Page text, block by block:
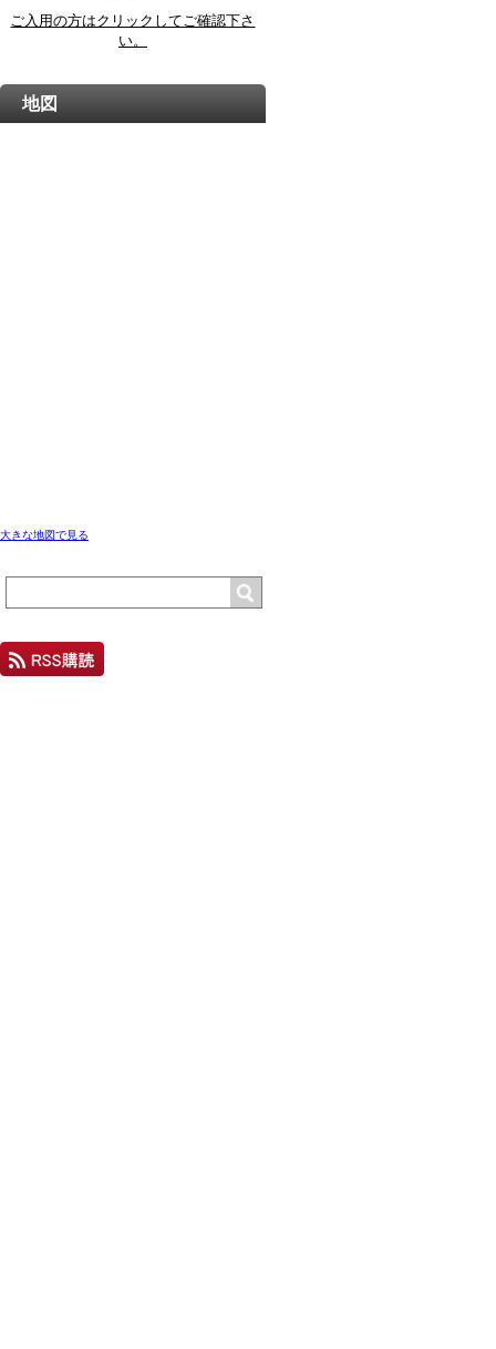
ご入用の方はクリックしてご確認下さ
い。
地図
大きな地図で見る